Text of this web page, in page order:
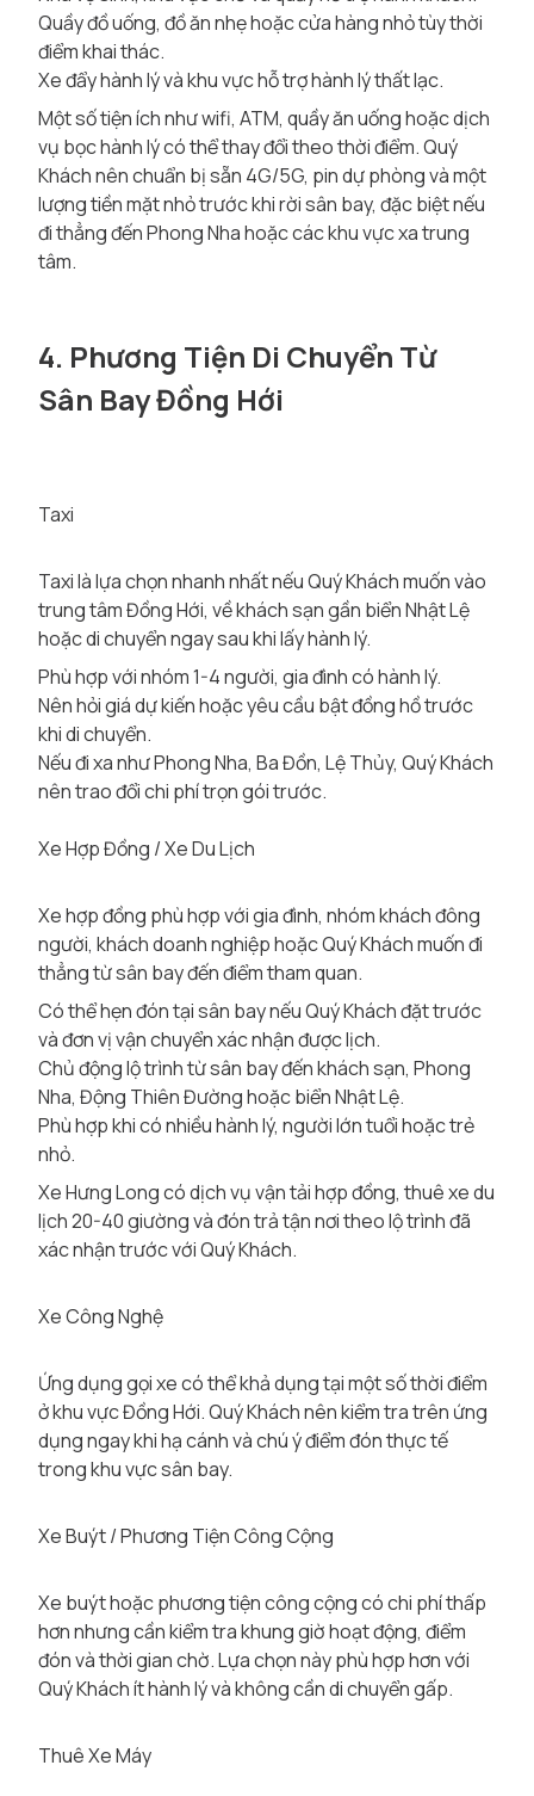
Quầy đồ uống, đồ ăn nhẹ hoặc cửa hàng nhỏ tùy thời
điểm khai thác.
Xe đẩy hành lý và khu vực hỗ trợ hành lý thất lạc.
Một số tiện ích như wifi, ATM, quầy ăn uống hoặc dịch
vụ bọc hành lý có thể thay đổi theo thời điểm. Quý
Khách nên chuẩn bị sẵn 4G/5G, pin dự phòng và một
lượng tiền mặt nhỏ trước khi rời sân bay, đặc biệt nếu
đi thẳng đến Phong Nha hoặc các khu vực xa trung
tâm.
4. Phương Tiện Di Chuyển Từ
Sân Bay Đồng Hới
Taxi
Taxi là lựa chọn nhanh nhất nếu Quý Khách muốn vào
trung tâm Đồng Hới, về khách sạn gần biển Nhật Lệ
hoặc di chuyển ngay sau khi lấy hành lý.
Phù hợp với nhóm 1-4 người, gia đình có hành lý.
Nên hỏi giá dự kiến hoặc yêu cầu bật đồng hồ trước
khi di chuyển.
Nếu đi xa như Phong Nha, Ba Đồn, Lệ Thủy, Quý Khách
nên trao đổi chi phí trọn gói trước.
Xe Hợp Đồng / Xe Du Lịch
Xe hợp đồng phù hợp với gia đình, nhóm khách đông
người, khách doanh nghiệp hoặc Quý Khách muốn đi
thẳng từ sân bay đến điểm tham quan.
Có thể hẹn đón tại sân bay nếu Quý Khách đặt trước
và đơn vị vận chuyển xác nhận được lịch.
Chủ động lộ trình từ sân bay đến khách sạn, Phong
Nha, Động Thiên Đường hoặc biển Nhật Lệ.
Phù hợp khi có nhiều hành lý, người lớn tuổi hoặc trẻ
nhỏ.
Xe Hưng Long có dịch vụ vận tải hợp đồng, thuê xe du
lịch 20-40 giường và đón trả tận nơi theo lộ trình đã
xác nhận trước với Quý Khách.
Xe Công Nghệ
Ứng dụng gọi xe có thể khả dụng tại một số thời điểm
ở khu vực Đồng Hới. Quý Khách nên kiểm tra trên ứng
dụng ngay khi hạ cánh và chú ý điểm đón thực tế
trong khu vực sân bay.
Xe Buýt / Phương Tiện Công Cộng
Xe buýt hoặc phương tiện công cộng có chi phí thấp
hơn nhưng cần kiểm tra khung giờ hoạt động, điểm
đón và thời gian chờ. Lựa chọn này phù hợp hơn với
Quý Khách ít hành lý và không cần di chuyển gấp.
Thuê Xe Máy